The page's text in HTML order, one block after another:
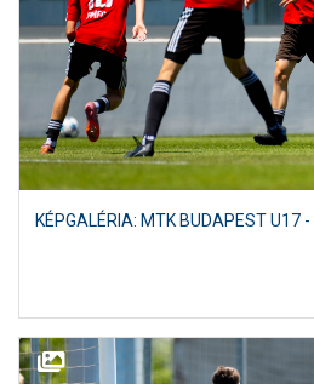
KÉPGALÉRIA: MTK BUDAPEST U17